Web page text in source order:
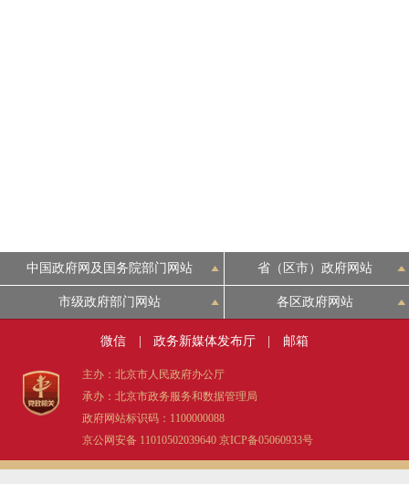
中国政府网及国务院部门网站 省（区市）政府网站
市级政府部门网站 各区政府网站
微信 政务新媒体发布厅 邮箱
主办：北京市人民政府办公厅
承办：北京市政务服务和数据管理局
政府网站标识码：1100000088
京公网安备 11010502039640 京ICP备05060933号